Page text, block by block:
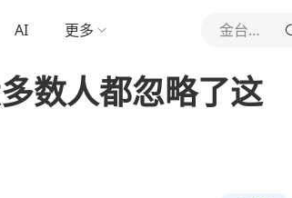
AI 更多 金台资讯
数人都忽略了这